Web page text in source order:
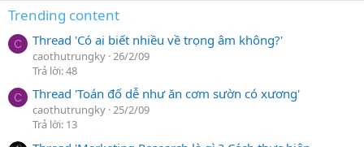
Trending content
C Thread 'Có ai biết nhiều về trọng âm không?'
caothutrungky 26/2/09
Trả lời: 48
C Thread 'Toán đố dễ như ăn cơm sườn có xương'
caothutrungky 25/2/09
Trả lời: 13